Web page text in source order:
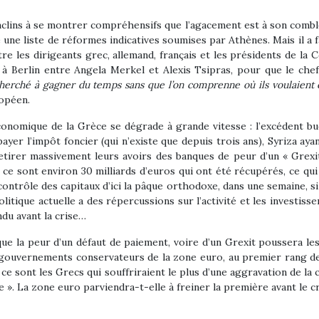
à se montrer compréhensifs que l’agacement est à son
liste de réformes indicatives soumises par Athènes. Mais il
les dirigeants grec, allemand, français et les présidents de la
à Berlin entre Angela Merkel et Alexis Tsipras, pour que le
à gagner du temps sans que l’on comprenne où ils
de la Grèce se dégrade à grande vitesse : l’excédent
l’impôt foncier (qui n’existe que depuis trois ans), Syriza
massivement leurs avoirs des banques de peur d’un «
sont environ 30 milliards d’euros qui ont été récupérés, ce
des capitaux d’ici la pâque orthodoxe, dans une semaine,
actuelle a des répercussions sur l’activité et les
avant la crise…
la peur d’un défaut de paiement, voire d’un Grexit poussera
conservateurs de la zone euro, au premier rang
sont les Grecs qui souffriraient le plus d’une aggravation de
». La zone euro parviendra-t-elle à freiner la première avant le